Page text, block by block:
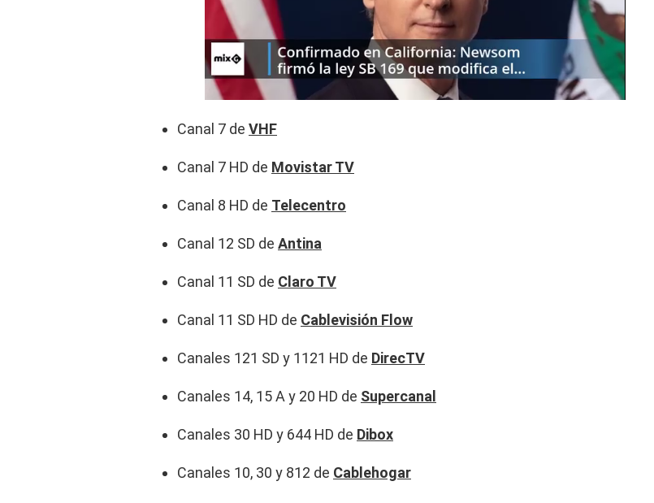
Canal 7 de VHF
Canal 7 HD de Movistar TV
Canal 8 HD de Telecentro
Canal 12 SD de Antina
Canal 11 SD de Claro TV
Canal 11 SD HD de Cablevisión Flow
Canales 121 SD y 1121 HD de DirecTV
Canales 14, 15 A y 20 HD de Supercanal
Canales 30 HD y 644 HD de Dibox
Canales 10, 30 y 812 de Cablehogar